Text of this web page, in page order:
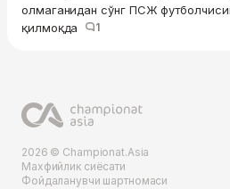
олмаганидан сўнг ПСЖ
қилмоқда
1
2026 © Championat.Asia
Махфийлик сиёсати
Фойдаланувчи шартномаси